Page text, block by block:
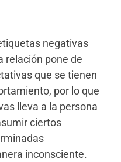
negativas
relación pone de
que se tienen
por lo que
lleva a la persona
ciertos
inconsciente.